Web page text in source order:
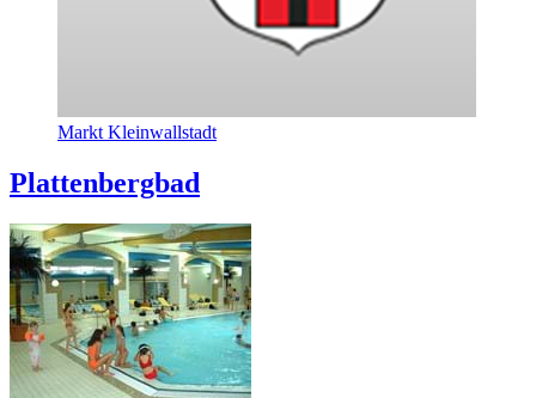
Markt Kleinwallstadt
Plattenbergbad